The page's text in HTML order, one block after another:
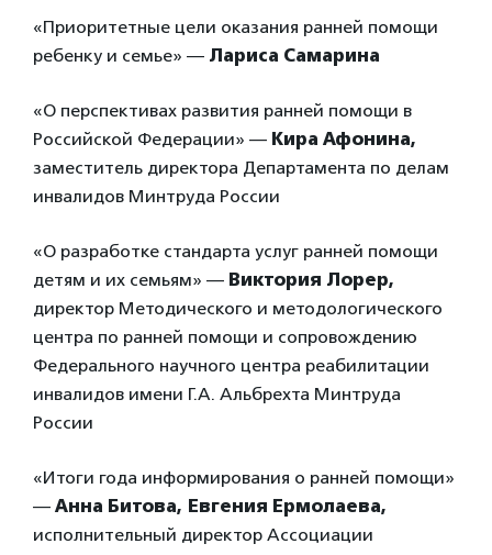
«Приоритетные цели оказания ранней помощи
ребенку и семье» — Лариса Самарина
«О перспективах развития ранней помощи в
Российской Федерации» — Кира Афонина,
заместитель директора Департамента по делам
инвалидов Минтруда России
«О разработке стандарта услуг ранней помощи
детям и их семьям» — Виктория Лорер,
директор Методического и методологического
центра по ранней помощи и сопровождению
Федерального научного центра реабилитации
инвалидов имени Г.А. Альбрехта Минтруда
России
«Итоги года информирования о ранней помощи»
— Анна Битова, Евгения Ермолаева,
исполнительный директор Ассоциации